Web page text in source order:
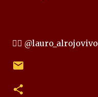
✍🏻 @lauro_alrojovivo